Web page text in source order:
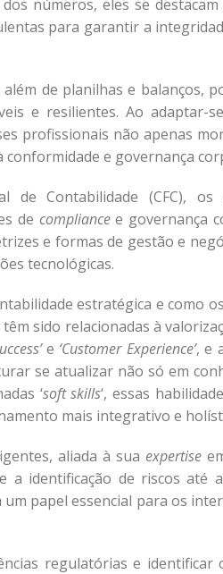
números, eles se
para garantir a
de planilhas e balanços,
e resilientes. Ao adaptar-
profissionais não apenas
e governança
de Contabilidade (CFC), os
de compliancee governança
e formas de gestão e
tecnológicas.
estratégica e como
sido relacionadas à
e ‘Customer Experience’, e
se atualizar não só em
‘soft skills‘, essas
mais integrativo e
aliada à sua expertise
identificação de riscos até
papel essencial para os
regulatórias e identificar